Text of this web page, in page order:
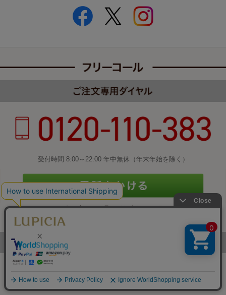
受付時間 8:00～22:00 年中無休（年末年始を除く）
カスタマーハラスメントについて